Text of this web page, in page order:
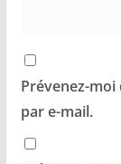
Prévenez-
par e-mail.